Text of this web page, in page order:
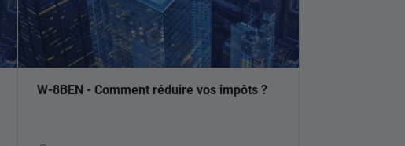
W-8BEN - Comment réduire vos impôts ?